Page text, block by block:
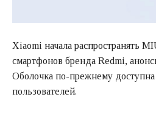
Xiaomi начала распространять
смартфонов бренда Redmi,
Оболочка по-прежнему
пользователей.